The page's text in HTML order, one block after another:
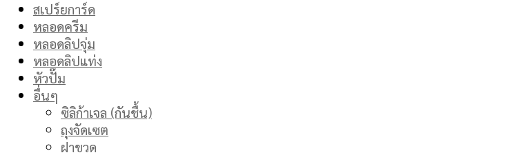
สเปร์ยการ์ด
หลอดครีม
หลอดลิปจุ่ม
หลอดลิปแท่ง
หัวปั๊ม
อื่นๆ
ซิลิก้าเจล (กันชื้น)
ถุงจัดเซต
ฝาขวด